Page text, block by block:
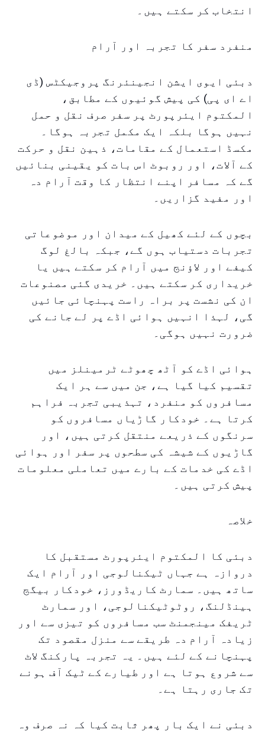
انتخاب کر سکتے ہیں۔
منفرد سفر کا تجربہ اور آرام
دبئی ایوی ایشن انجینئرنگ پروجیکٹس (ڈی
اے ای پی) کی پیش گوئیوں کے مطابق،
المکتوم ایئرپورٹ پر سفر صرف نقل و حمل
نہیں ہوگا بلکہ ایک مکمل تجربہ ہوگا۔
مکسڈ استعمال کے مقامات، ذہین نقل و حرکت
کے آلات، اور روبوٹ اس بات کو یقینی بنائیں
گے کہ مسافر اپنے انتظار کا وقت آرام دہ
اور مفید گزاریں۔
بچوں کے لئے کھیل کے میدان اور موضوعاتی
تجربات دستیاب ہوں گے، جبکہ بالغ لوگ
کیفے اور لاؤنج میں آرام کر سکتے ہیں یا
خریداری کر سکتے ہیں۔ خریدی گئی مصنوعات
ان کی نشست پر براہ راست پہنچائی جائیں
گی، لہذا انہیں ہوائی اڈے پر لے جانے کی
ضرورت نہیں ہوگی۔
ہوائی اڈے کو آٹھ چھوٹے ٹرمینلز میں
تقسیم کیا گیا ہے، جن میں سے ہر ایک
مسافروں کو منفرد، تہذیبی تجربہ فراہم
کرتا ہے۔ خودکار گاڑیاں مسافروں کو
سرنگوں کے ذریعے منتقل کرتی ہیں، اور
گاڑیوں کے شیشہ کی سطحوں پر سفر اور ہوائی
اڈے کی خدمات کے بارے میں تعاملی معلومات
پیش کرتی ہیں۔
خلاصہ
دبئی کا المکتوم ایئرپورٹ مستقبل کا
دروازہ ہے جہاں ٹیکنالوجی اور آرام ایک
ساتھ ہیں۔ سمارٹ کاریڈورز، خودکار بیگج
ہینڈلنگ، روٹوٹیکنالوجی، اور سمارٹ
ٹریفک مینجمنٹ سب مسافروں کو تیزی سے اور
زیادہ آرام دہ طریقے سے منزل مقصود تک
پہنچانے کے لئے ہیں۔ یہ تجربہ پارکنگ لاٹ
سے شروع ہوتا ہے اور طیارے کے ٹیک آف ہونے
تک جاری رہتا ہے۔
دبئی نے ایک بار پھر ثابت کیا کہ نہ صرف وہ